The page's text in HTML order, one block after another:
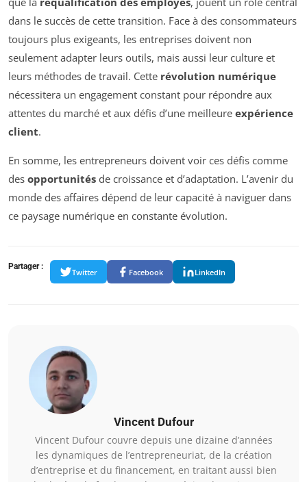
dans le succès de cette transition. Face à des consommateurs
toujours plus exigeants, les entreprises doivent non
seulement adapter leurs outils, mais aussi leur culture et
leurs méthodes de travail. Cette révolution numérique
nécessitera un engagement constant pour répondre aux
attentes du marché et aux défis d’une meilleure expérience
client.
En somme, les entrepreneurs doivent voir ces défis comme
des opportunités de croissance et d’adaptation. L’avenir du
monde des affaires dépend de leur capacité à naviguer dans
ce paysage numérique en constante évolution.
Partager :
Twitter Facebook LinkedIn
Vincent Dufour
Vincent Dufour couvre depuis une dizaine d’années
les dynamiques de l’entrepreneuriat, de la création
d’entreprise et du financement, en traitant aussi bien